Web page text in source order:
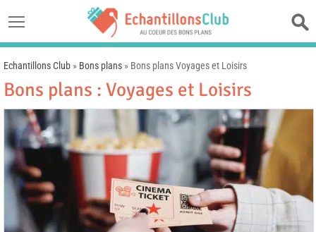
Echantillons Club » Bons plans » Bons plans Voyages et Loisirs
Bons plans : Voyages et Loisirs